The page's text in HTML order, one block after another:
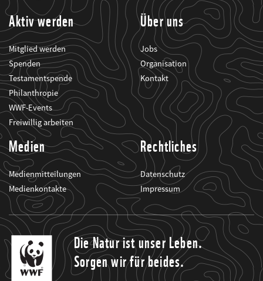
Aktiv werden
Mitglied werden
Spenden
Testamentspende
Philanthropie
WWF-Events
Freiwillig arbeiten
Über uns
Jobs
Organisation
Kontakt
Medien
Medienmitteilungen
Medienkontakte
Rechtliches
Datenschutz
Impressum
Die Natur ist unser Leben.
Sorgen wir für beides.